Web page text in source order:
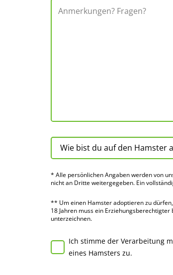
* Alle persön­lichen Angaben werden von
nicht an Dritte weiter­gegeben. Ein
** Um einen Hamster adoptieren zu
18 Jahren muss ein
unter­zeichnen.
Ich stimme der Verarbeitung
eines Hamsters zu.